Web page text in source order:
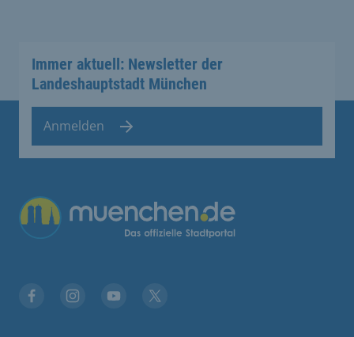
Immer aktuell: Newsletter der
Landeshauptstadt München
Anmelden
Übergreifende Links